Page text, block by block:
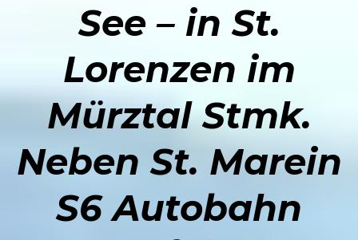
See – in St.
Lorenzen im
Mürztal Stmk.
Neben St. Marein
S6 Autobahn